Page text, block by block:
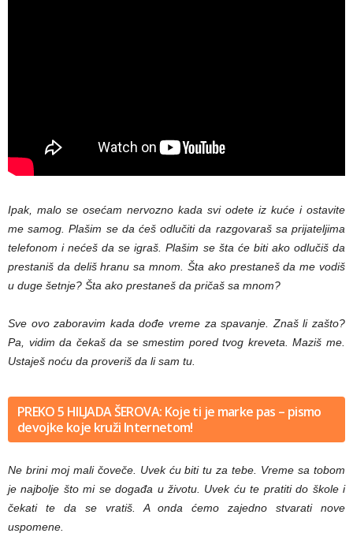
Ipak, malo se osećam nervozno kada svi odete iz kuće i ostavite
me samog. Plašim se da ćeš odlučiti da razgovaraš sa prijateljima
telefonom i nećeš da se igraš. Plašim se šta će biti ako odlučiš da
prestaniš da deliš hranu sa mnom. Šta ako prestaneš da me vodiš
u duge šetnje? Šta ako prestaneš da pričaš sa mnom?
Sve ovo zaboravim kada dođe vreme za spavanje. Znaš li zašto?
Pa, vidim da čekaš da se smestim pored tvog kreveta. Maziš me.
Ustaješ noću da proveriš da li sam tu.
PREKO 5 HILJADA ŠEROVA: Koje ti je marke pas – pismo
devojke koje kruži Internetom!
Ne brini moj mali čoveče. Uvek ću biti tu za tebe. Vreme sa tobom
je najbolje što mi se događa u životu. Uvek ću te pratiti do škole i
čekati te da se vratiš. A onda ćemo zajedno stvarati nove
uspomene.